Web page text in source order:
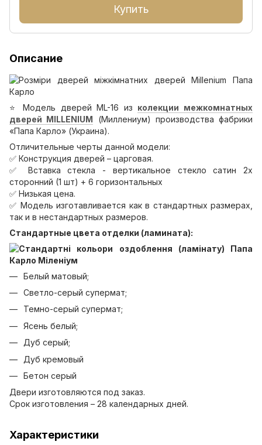
Купить
Описание
⭐️ Модель дверей ML-16 из колекции межкомнатных
дверей MILLENIUM (Миллениум) производства фабрики
«Папа Карло» (Украина).
Отличительные черты данной модели:
✅ Конструкция дверей – царговая.
✅ Вставка стекла - вертикальное стекло сатин 2х
сторонний (1 шт) + 6 горизонтальных
✅ Низькая цена.
✅ Модель изготавливается как в стандартных размерах,
так и в нестандартных размеров.
Стандартные цвета отделки (ламината):
Белый матовый;
Светло-серый супермат;
Темно-серый супермат;
Ясень белый;
Дуб серый;
Дуб кремовый
Бетон серый
Двери изготовляются под заказ.
Срок изготовления – 28 календарных дней.
Характеристики